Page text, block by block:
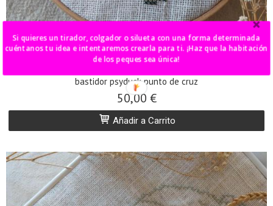
bastidor psyduck punto de cruz
50,00 €
Añadir a Carrito
Si quieres un tirador, colgador o silueta con una forma determinada
cuéntanos tu idea e intentaremos crearla para ti. ¡Haz que la habitación
de los peques sea única!